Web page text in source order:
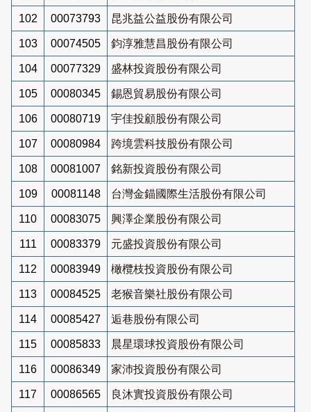
102 00073793 昆兆益公益股份有限公司
103 00074505 鈞淳雅慧昌股份有限公司
104 00077329 盛林投資股份有限公司
105 00080345 錫恩貿易股份有限公司
106 00080719 宇佳投顧股份有限公司
107 00080984 跨境雲科技股份有限公司
108 00081007 銘新投資股份有限公司
109 00081148 台灣金錨國際生活股份有限公司
110 00083075 興澤企業股份有限公司
111 00083379 元盛投資股份有限公司
112 00083949 橄欖枝投資股份有限公司
113 00084525 老猴音樂社股份有限公司
114 00085427 逅巷股份有限公司
115 00085833 晨星環球投資股份有限公司
116 00086349 家沛投資股份有限公司
117 00086565 良沐實投資股份有限公司